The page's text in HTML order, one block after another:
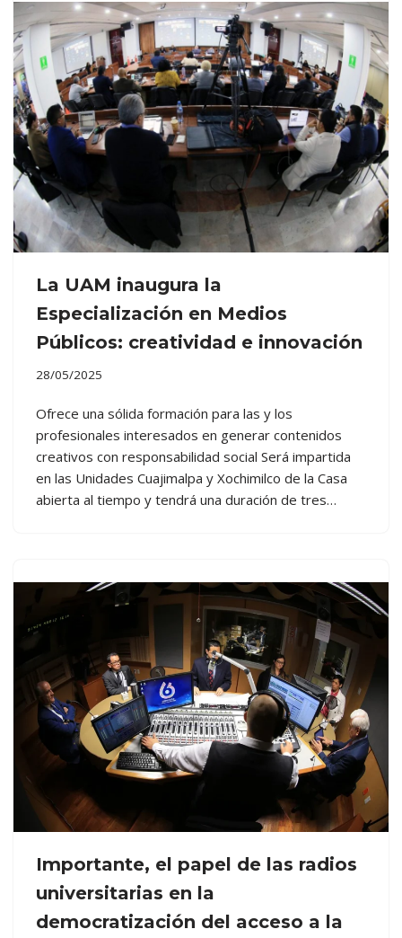
La UAM inaugura la
Especialización en Medios
Públicos: creatividad e innovación
28/05/2025
Ofrece una sólida formación para las y los
profesionales interesados en generar contenidos
creativos con responsabilidad social Será impartida
en las Unidades Cuajimalpa y Xochimilco de la Casa
abierta al tiempo y tendrá una duración de tres…
Importante, el papel de las radios
universitarias en la
democratización del acceso a la